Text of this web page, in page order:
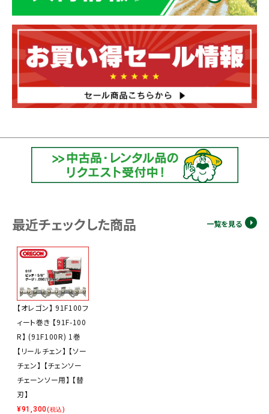
最近チェックした商品 一覧を見る
【オレゴン】 91F100フ
ィート巻き 【91F-100
R】 (91F100R) 1巻
【リールチェン】 【ソー
チェン】 【チェンソー
チェーンソー用】 【替
刃】
¥91,300(税込)